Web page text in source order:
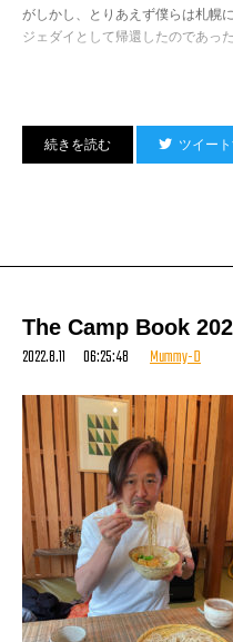
がしかし、とりあえず僕らは札幌
ジェダイとして帰還したのであった
なんか久々に来たら大きく感じた
リハーサル、全体さらっと流した
カバー曲の練習なんかをあえてや
1週間後に赤レンガで披露するため
ツイー
The Camp Book
2022.8.11 06:25:48 Mummy-D